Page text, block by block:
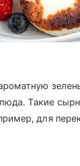
Такие
для